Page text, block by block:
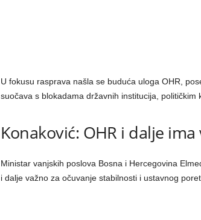
U fokusu rasprava našla se buduća uloga OHR,
suočava s blokadama državnih institucija,
Konaković: OHR i dalje
Ministar vanjskih poslova Bosna i Hercegovina
i dalje važno za očuvanje stabilnosti i ustavnog